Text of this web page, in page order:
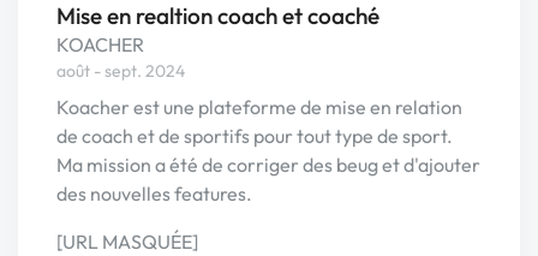
Mise en realtion coach et coaché
KOACHER
août - sept. 2024
Koacher est une plateforme de mise en relation
de coach et de sportifs pour tout type de sport.
Ma mission a été de corriger des beug et d'ajouter
des nouvelles features.
[URL MASQUÉE]